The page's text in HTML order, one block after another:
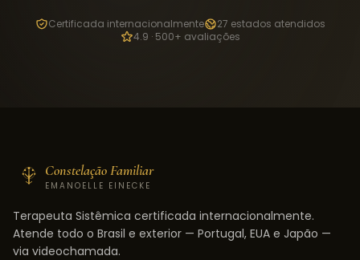
Certificada internacionalmente
27 estados atendidos
4.9 · 500+ avaliações
Constelação Familiar
EMANOELLE EINECKE
Terapeuta Sistêmica certificada internacionalmente.
Atende todo o Brasil e exterior — Portugal, EUA e Japão —
via videochamada.